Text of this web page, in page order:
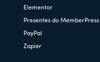
Elementor
Presentes do MemberPress
PayPal
Zapier